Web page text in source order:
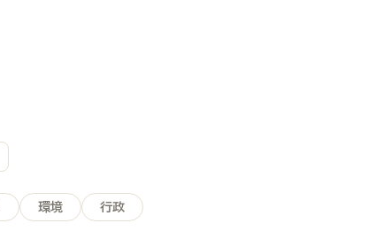
環境 行政